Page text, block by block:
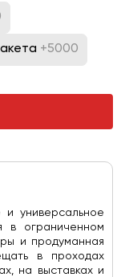
+5000
и универсальное
в ограниченном
и продуманная
в проходах
на выставках и